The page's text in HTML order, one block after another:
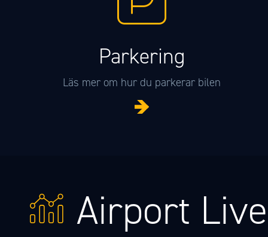
Parkering
Läs mer om hur du parkerar bilen
Airport Live